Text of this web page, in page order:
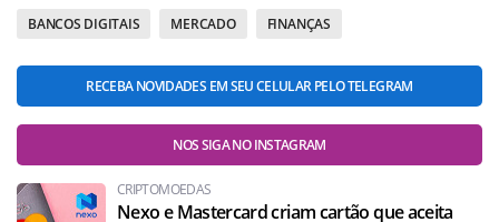
BANCOS DIGITAIS MERCADO FINANÇAS
RECEBA NOVIDADES EM SEU CELULAR PELO TELEGRAM
NOS SIGA NO INSTAGRAM
CRIPTOMOEDAS
Nexo e Mastercard criam cartão que aceita